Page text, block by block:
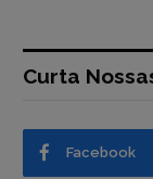
Curta
Facebook